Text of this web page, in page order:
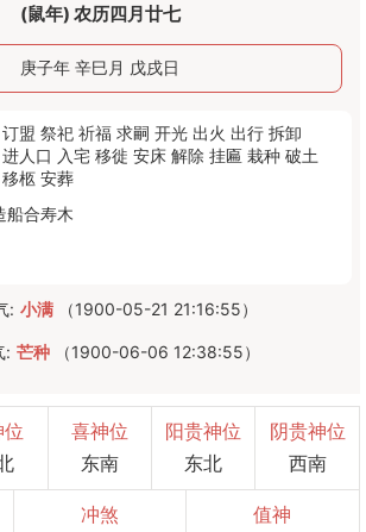
(鼠年) 农历四月廿七
庚子年 辛巳月 戊戌日
订盟 祭祀 祈福 求嗣 开光 出火 出行 拆卸
进人口 入宅 移徙 安床 解除 挂匾 栽种 破土
移柩 安葬
船合寿木
: 小满 （1900-05-21 21:16:55）
: 芒种 （1900-06-06 12:38:55）
位
喜神位
东南
阳贵神位
东北
阴贵神位
西南
冲煞
值神